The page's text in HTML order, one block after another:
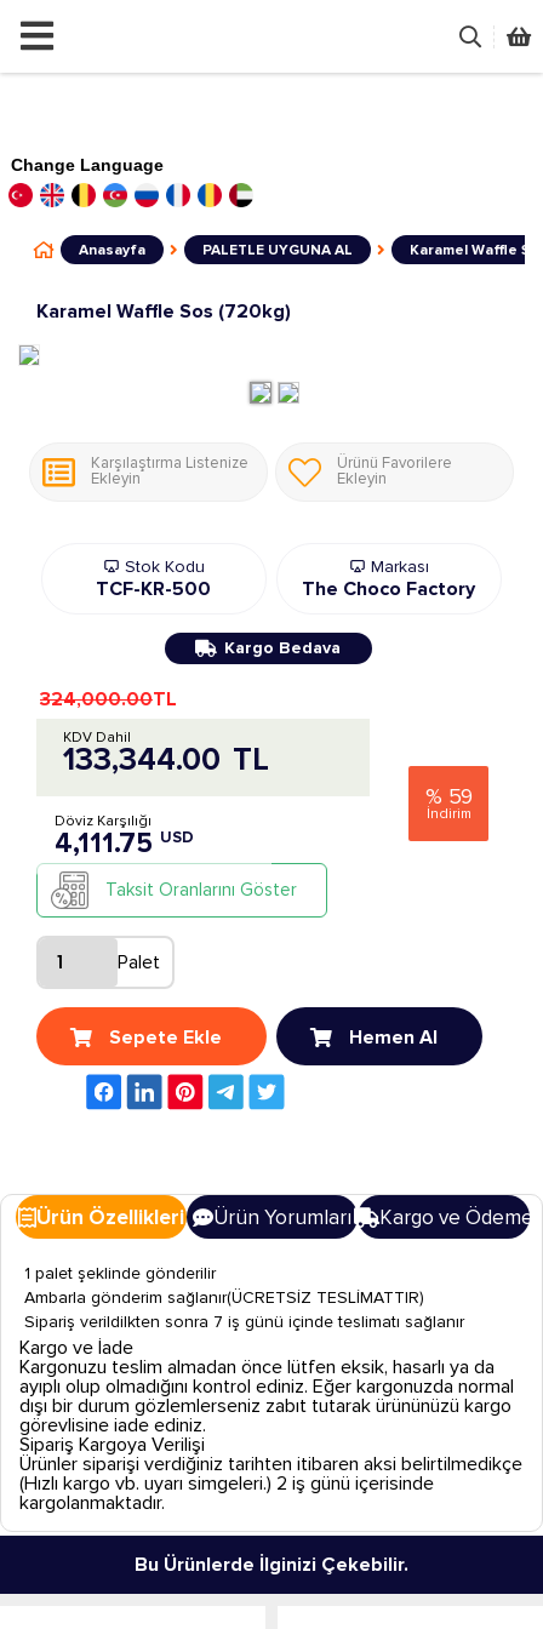
Change Language
Anasayfa PALETLE UYGUNA AL Karamel Waffle
Karamel Waffle Sos (720kg)
Karşılaştırma Listenize
Ekleyin
Ürünü Favorilere
Ekleyin
Stok Kodu
TCF-KR-500
Markası
The Choco Factory
Kargo Bedava
% 59
İndirim
324,000.00TL
133,344.00 TL
KDV Dahil
Döviz Karşılığı
4,111.75 USD
Taksit Oranlarını Göster
Palet
Sepete Ekle Hemen Al
Ürün Özellikleri Ürün Yorumları Kargo ve Ödeme
1 palet şeklinde gönderilir
Ambarla gönderim sağlanır(ÜCRETSİZ TESLİMATTIR)
Sipariş verildilkten sonra 7 iş günü içinde teslimatı sağlanır
Kargo ve İade
Kargonuzu teslim almadan önce lütfen eksik, hasarlı ya da
ayıplı olup olmadığını kontrol ediniz. Eğer kargonuzda normal
dışı bir durum gözlemlerseniz zabıt tutarak ürününüzü kargo
görevlisine iade ediniz.
Sipariş Kargoya Verilişi
Ürünler siparişi verdiğiniz tarihten itibaren aksi belirtilmedikçe
(Hızlı kargo vb. uyarı simgeleri.) 2 iş günü içerisinde
kargolanmaktadır.
Bu Ürünlerde İlginizi Çekebilir.